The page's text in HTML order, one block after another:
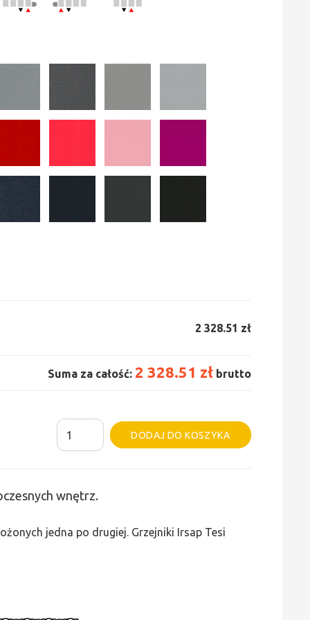
2 328.51 zł
Suma za całość: 2 328.51 zł brutto
ilość
Grzejnik
-
DODAJ DO KOSZYKA
Alternative:
wnętrz.
jedna po drugiej. Grzejniki Irsap Tesi